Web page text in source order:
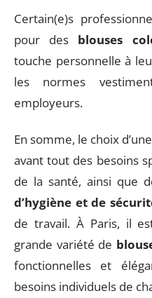
Certain(e)s
pour des blouses
touche personnelle à
les normes
employeurs.
En somme, le choix
avant tout des besoins
de la santé, ainsi que
d’hygiène et de
de travail. À Paris, il
grande variété de
fonctionnelles et
besoins individuels de